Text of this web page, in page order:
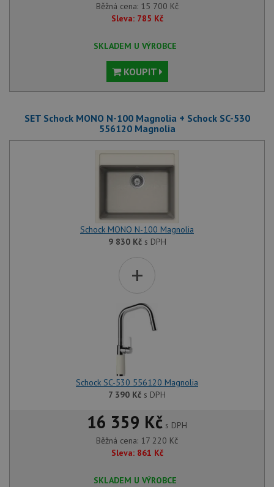
Běžná cena: 15 700 Kč
Sleva: 785 Kč
SKLADEM U VÝROBCE
KOUPIT
SET Schock MONO N-100 Magnolia + Schock SC-530
556120 Magnolia
Schock MONO N-100 Magnolia
9 830 Kčs DPH
+
Schock SC-530 556120 Magnolia
7 390 Kč s DPH
16 359 Kč s DPH
Běžná cena: 17 220 Kč
Sleva: 861 Kč
SKLADEM U VÝROBCE